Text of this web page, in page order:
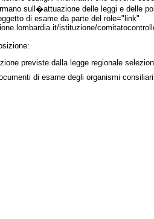
sull�attuazione delle leggi e delle
di esame da parte del role="link"
istituzione/
previste dalla legge regionale
di esame degli organismi consiliari